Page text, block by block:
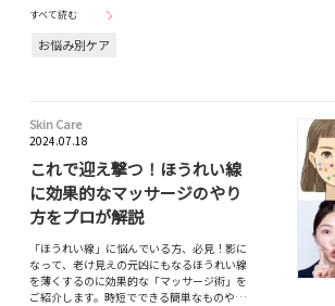
すべて読む
お悩み別ケア
Skin Care
2024.07.18
これで迎え撃つ！ほうれい線
に効果的なマッサージのやり
方をプロが解説
「ほうれい線」に悩んでいる方、必見！影に
なって、老け見えの元凶にもなるほうれい線
を薄くするのに効果的な「マッサージ術」を
ご紹介します。時短でできる簡単なものや…